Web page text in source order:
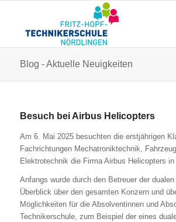
Blog - Aktuelle Neuigkeiten
Besuch bei Airbus Helicopters
Am 6. Mai 2025 besuchten die erstjährigen
Fachrichtungen Mechatroniktechnik,
Elektrotechnik die Firma Airbus Helicopters in
Anfangs wurde durch den Betreuer der
Überblick über den gesamten Konzern und
Möglichkeiten für die Absolventinnen und
Technikerschule, zum Beispiel der eines